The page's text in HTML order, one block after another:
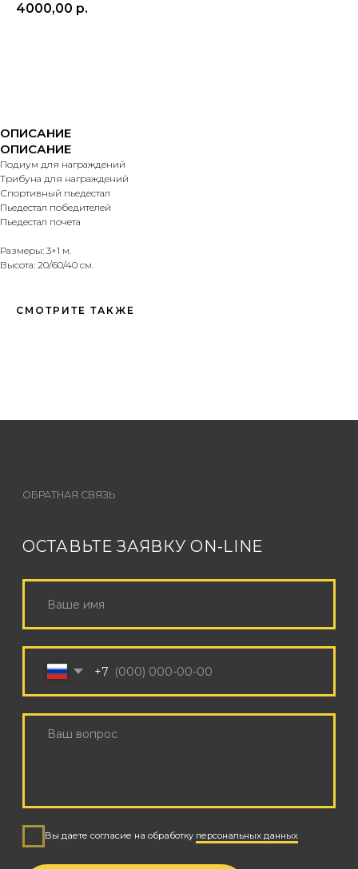
4000,00 р.
ОПИСАНИЕ
ОПИСАНИЕ
Подиум для награждений
Трибуна для награждений
Спортивный пьедестал
Пьедестал победителей
Пьедестал почета
Размеры: 3×1 м.
Высота: 20/60/40 см.
СМОТРИТЕ ТАКЖЕ
ОСТАВЬТЕ ЗАЯВКУ ON-LINE
+7 (926) 162-79-34
INFO@SOUNDCHECK.MOSCOW
КОНТАКТЫ
+7